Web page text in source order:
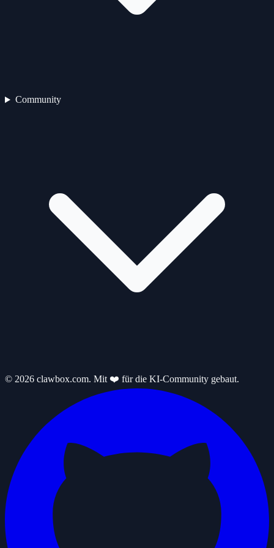
Community
© 2026 clawbox.com. Mit ❤️ für die KI-Community gebaut.